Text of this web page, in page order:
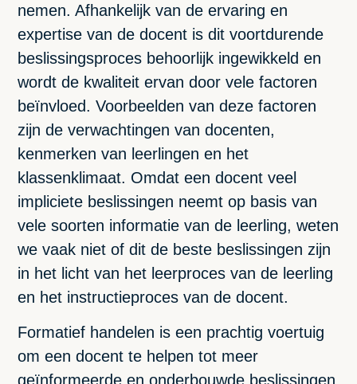
nemen. Afhankelijk van de ervaring en
expertise van de docent is dit voortdurende
beslissingsproces behoorlijk ingewikkeld en
wordt de kwaliteit ervan door vele factoren
beïnvloed. Voorbeelden van deze factoren
zijn de verwachtingen van docenten,
kenmerken van leerlingen en het
klassenklimaat. Omdat een docent veel
impliciete beslissingen neemt op basis van
vele soorten informatie van de leerling, weten
we vaak niet of dit de beste beslissingen zijn
in het licht van het leerproces van de leerling
en het instructieproces van de docent.
Formatief handelen is een prachtig voertuig
om een docent te helpen tot meer
geïnformeerde en onderbouwde beslissingen